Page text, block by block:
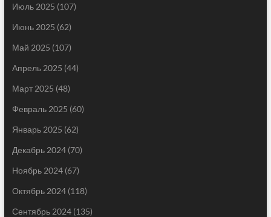
Июль 2025 (107)
Июнь 2025 (62)
Май 2025 (107)
Апрель 2025 (44)
Март 2025 (48)
Февраль 2025 (60)
Январь 2025 (62)
Декабрь 2024(70)
Ноябрь 2024(67)
Октябрь 2024(118)
Сентябрь 2024(135)